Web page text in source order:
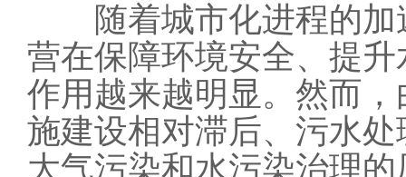
随着城市化进程的加
营在保障环境安全、提
作用越来越明显。然而
施建设相对滞后、污水
大气污染和水污染治理